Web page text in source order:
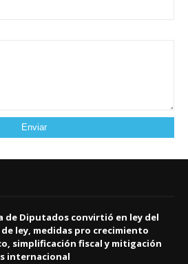
de Diputados convirtió en ley del
ley, medidas pro crecimiento
simplificación fiscal y mitigación
internacional